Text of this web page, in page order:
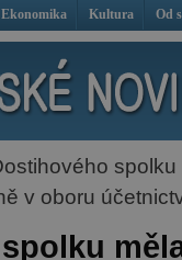
Ekonomika Kultura Od
v oboru